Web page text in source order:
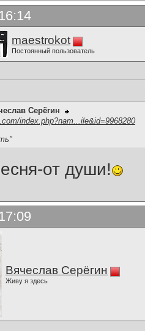
maestrokot
Постоянный пользователь
Серёгин
index.php?nam...ile&id=9968280
от души!
Вячеслав Серёгин
Живу я здесь